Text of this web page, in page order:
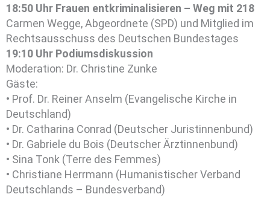
18:50 Uhr Frauen entkriminalisieren – Weg mit 218
Carmen Wegge, Abgeordnete (SPD) und Mitglied im
Rechtsausschuss des Deutschen Bundestages
19:10 Uhr Podiumsdiskussion
Moderation: Dr. Christine Zunke
Gäste:
• Prof. Dr. Reiner Anselm (Evangelische Kirche in
Deutschland)
• Dr. Catharina Conrad (Deutscher Juristinnenbund)
• Dr. Gabriele du Bois (Deutscher Ärztinnenbund)
• Sina Tonk (Terre des Femmes)
• Christiane Herrmann (Humanistischer Verband
Deutschlands – Bundesverband)